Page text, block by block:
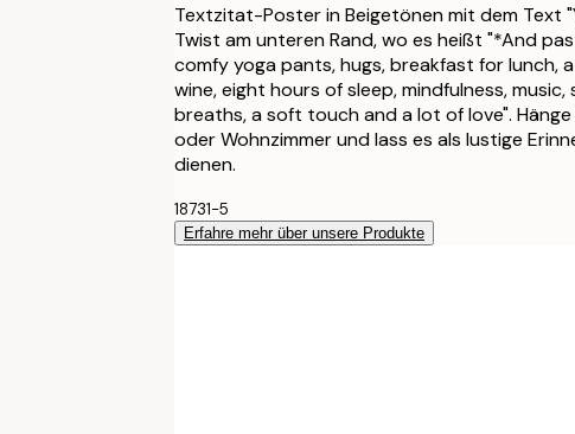
Textzitat-Poster in Beigetönen mit dem Text
Twist am unteren Rand, wo es heißt "*And
comfy yoga pants, hugs, breakfast for lunch,
wine, eight hours of sleep, mindfulness,
breaths, a soft touch and a lot of love".
oder Wohnzimmer und lass es als lustige
dienen.
18731-5
Erfahre mehr über unsere Produkte